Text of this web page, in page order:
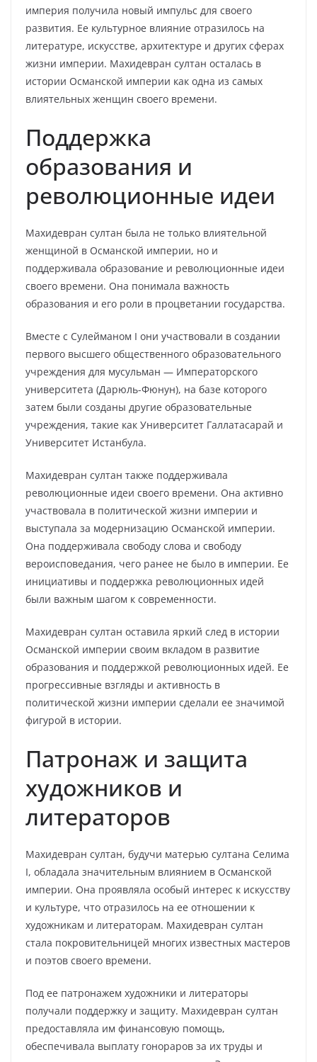
империя получила новый импульс для своего
развития. Ее культурное влияние отразилось на
литературе, искусстве, архитектуре и других сферах
жизни империи. Махидевран султан осталась в
истории Османской империи как одна из самых
влиятельных женщин своего времени.
Поддержка
образования и
революционные идеи
Махидевран султан была не только влиятельной
женщиной в Османской империи, но и
поддерживала образование и революционные идеи
своего времени. Она понимала важность
образования и его роли в процветании государства.
Вместе с Сулейманом I они участвовали в создании
первого высшего общественного образовательного
учреждения для мусульман — Императорского
университета (Дарюль-Фюнун), на базе которого
затем были созданы другие образовательные
учреждения, такие как Университет Галлатасарай и
Университет Истанбула.
Махидевран султан также поддерживала
революционные идеи своего времени. Она активно
участвовала в политической жизни империи и
выступала за модернизацию Османской империи.
Она поддерживала свободу слова и свободу
вероисповедания, чего ранее не было в империи. Ее
инициативы и поддержка революционных идей
были важным шагом к современности.
Mахидевран султан оставила яркий след в истории
Османской империи своим вкладом в развитие
образования и поддержкой революционных идей. Ее
прогрессивные взгляды и активность в
политической жизни империи сделали ее значимой
фигурой в истории.
Патронаж и защита
художников и
литераторов
Махидевран султан, будучи матерью султана Селима
I, обладала значительным влиянием в Османской
империи. Она проявляла особый интерес к искусству
и культуре, что отразилось на ее отношении к
художникам и литераторам. Махидевран султан
стала покровительницей многих известных мастеров
и поэтов своего времени.
Под ее патронажем художники и литераторы
получали поддержку и защиту. Махидевран султан
предоставляла им финансовую помощь,
обеспечивала выплату гонораров за их труды и